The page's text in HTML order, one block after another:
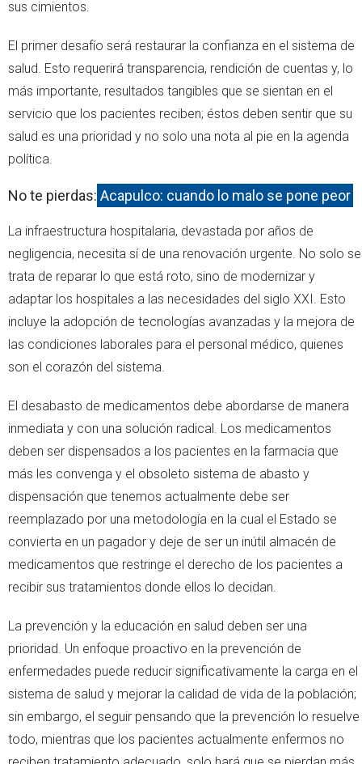
sus cimientos.
El primer desafío será restaurar la confianza en el sistema de
salud. Esto requerirá transparencia, rendición de cuentas y, lo
más importante, resultados tangibles que se sientan en el
servicio que los pacientes reciben; éstos deben sentir que su
salud es una prioridad y no solo una nota al pie en la agenda
política.
No te pierdas: Acapulco: cuando lo malo se pone peor
La infraestructura hospitalaria, devastada por años de
negligencia, necesita sí de una renovación urgente. No solo se
trata de reparar lo que está roto, sino de modernizar y
adaptar los hospitales a las necesidades del siglo XXI. Esto
incluye la adopción de tecnologías avanzadas y la mejora de
las condiciones laborales para el personal médico, quienes
son el corazón del sistema.
El desabasto de medicamentos debe abordarse de manera
inmediata y con una solución radical. Los medicamentos
deben ser dispensados a los pacientes en la farmacia que
más les convenga y el obsoleto sistema de abasto y
dispensación que tenemos actualmente debe ser
reemplazado por una metodología en la cual el Estado se
convierta en un pagador y deje de ser un inútil almacén de
medicamentos que restringe el derecho de los pacientes a
recibir sus tratamientos donde ellos lo decidan.
La prevención y la educación en salud deben ser una
prioridad. Un enfoque proactivo en la prevención de
enfermedades puede reducir significativamente la carga en el
sistema de salud y mejorar la calidad de vida de la población;
sin embargo, el seguir pensando que la prevención lo resuelve
todo, mientras que los pacientes actualmente enfermos no